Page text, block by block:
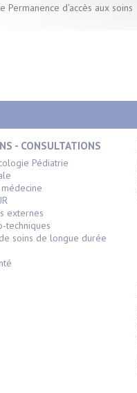
Permanence d'accès aux soins
- CONSULTATIONS
Pédiatrie
externes
techniques
soins de longue durée